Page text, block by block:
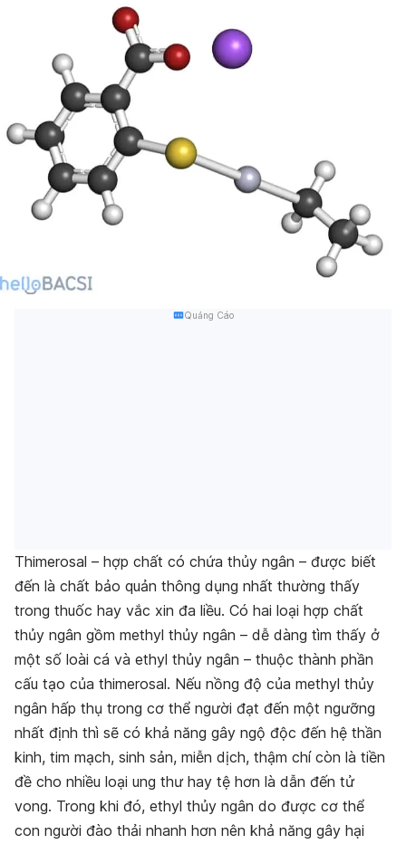
Quảng Cáo
Thimerosal – hợp chất có chứa thủy ngân – được biết
đến là chất bảo quản thông dụng nhất thường thấy
trong thuốc hay vắc xin đa liều. Có hai loại hợp chất
thủy ngân gồm methyl thủy ngân – dễ dàng tìm thấy ở
một số loài cá và ethyl thủy ngân – thuộc thành phần
cấu tạo của thimerosal. Nếu nồng độ của methyl thủy
ngân hấp thụ trong cơ thể người đạt đến một ngưỡng
nhất định thì sẽ có khả năng gây ngộ độc đến hệ thần
kinh, tim mạch, sinh sản, miễn dịch, thậm chí còn là tiền
đề cho nhiều loại ung thư hay tệ hơn là dẫn đến tử
vong. Trong khi đó, ethyl thủy ngân do được cơ thể
con người đào thải nhanh hơn nên khả năng gây hại